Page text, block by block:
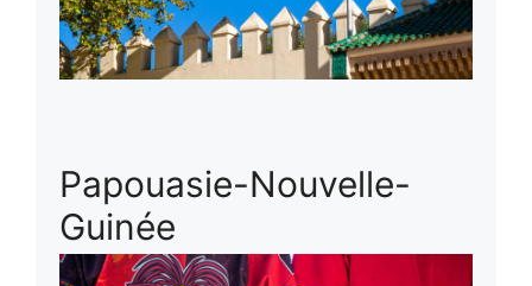
Papouasie-Nouvelle-
Guinée